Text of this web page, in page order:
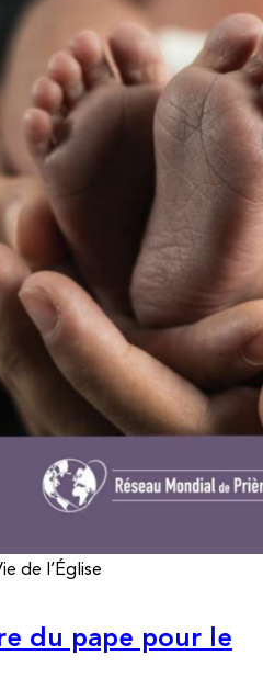
de l’Église
du pape pour le